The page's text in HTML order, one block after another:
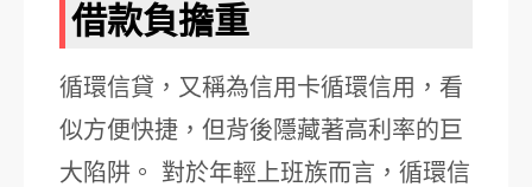
借款負擔重
循環信貸，又稱為信用卡循環信用，看
似方便快捷，但背後隱藏著高利率的巨
大陷阱。 對於年輕上班族而言，循環信